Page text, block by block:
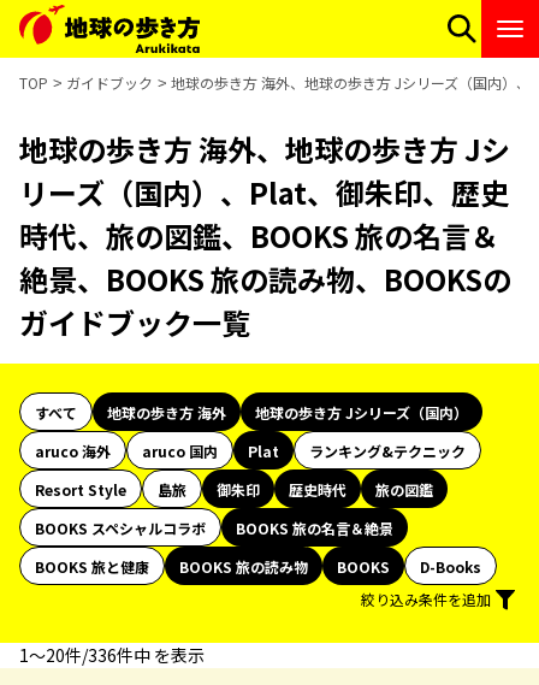
TOP ガイドブック 地球の歩き方 海外、地球の歩き方 Jシリーズ（国内）
地球の歩き方 海外、地球の歩き方 Jシ
リーズ（国内）、Plat、御朱印、歴史
時代、旅の図鑑、BOOKS 旅の名言＆
絶景、BOOKS 旅の読み物、BOOKSの
ガイドブック一覧
すべて 地球の歩き方 海外
地球の歩き方 Jシリーズ（国内）
aruco 海外
aruco 国内 Plat
ランキング&テクニック
Resort Style
島旅 御朱印 歴史時代
旅の図鑑
BOOKS スペシャルコラボ
BOOKS 旅の名言＆絶景
BOOKS 旅と健康
BOOKS 旅の読み物 BOOKS
D-Books
絞り込み条件を追加
1〜20件/336件中 を表示